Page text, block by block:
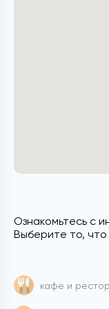
Ознакомьтесь с
Выберите то,
кафе и